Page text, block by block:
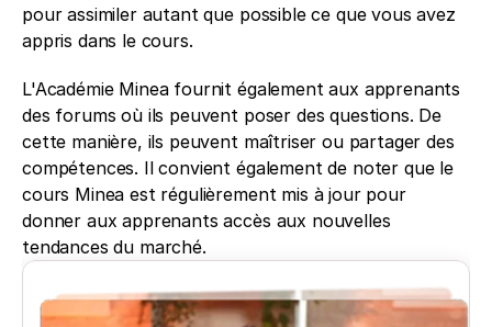
pour assimiler autant que possible ce que vous avez
appris dans le cours.
L'Académie Minea fournit également aux apprenants
des forums où ils peuvent poser des questions. De
cette manière, ils peuvent maîtriser ou partager des
compétences. Il convient également de noter que le
cours Minea est régulièrement mis à jour pour
donner aux apprenants accès aux nouvelles
tendances du marché.